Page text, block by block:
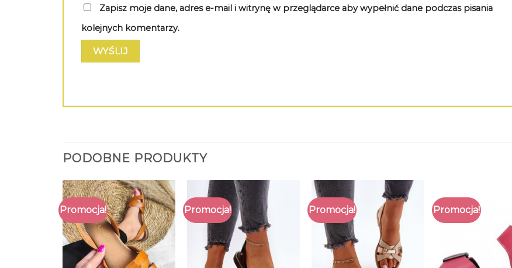
Zapisz moje dane, adres e-mail i witrynę w przeglądarce aby wypełnić dane podczas pisania
kolejnych komentarzy.
PODOBNE PRODUKTY
Promocja! Promocja! Promocja! Promocja!